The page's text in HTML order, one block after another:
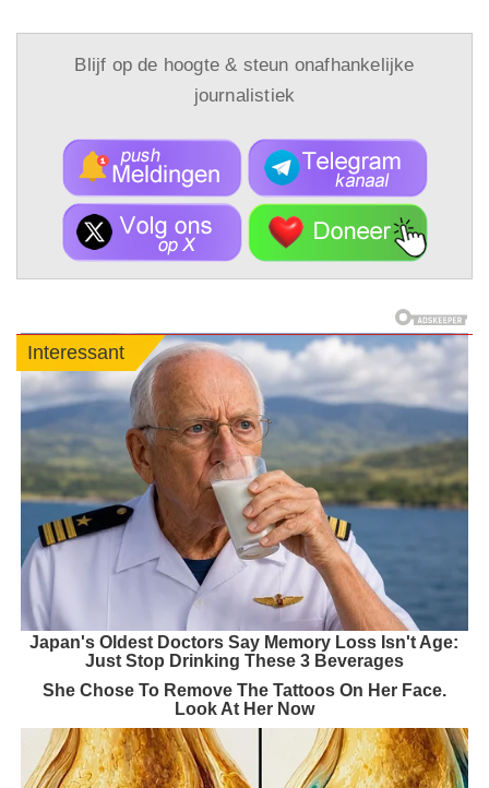
Blijf op de hoogte & steun onafhankelijke
journalistiek
Interessant
Japan's Oldest Doctors Say Memory Loss Isn't Age:
Just Stop Drinking These 3 Beverages
She Chose To Remove The Tattoos On Her Face.
Look At Her Now